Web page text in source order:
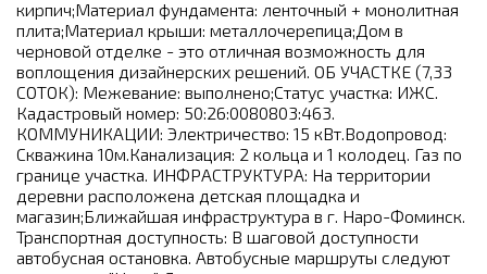
кирпич;Материал фундамента: ленточный + монолитная
плита;Материал крыши: металлочерепица;Дом в
черновой отделке - это отличная возможность для
воплощения дизайнерских решений. ОБ УЧАСТКЕ (7,33
СОТОК): Межевание: выполнено;Статус участка: ИЖС.
Кадастровый номер: 50:26:0080803:463.
КОММУНИКАЦИИ: Электричество: 15 кВт.Водопровод:
Скважина 10м.Канализация: 2 кольца и 1 колодец. Газ по
границе участка. ИНФРАСТРУКТУРА: На территории
деревни расположена детская площадка и
магазин;Ближайшая инфраструктура в г. Наро-Фоминск.
Транспортная доступность: В шаговой доступности
автобусная остановка. Автобусные маршруты следуют